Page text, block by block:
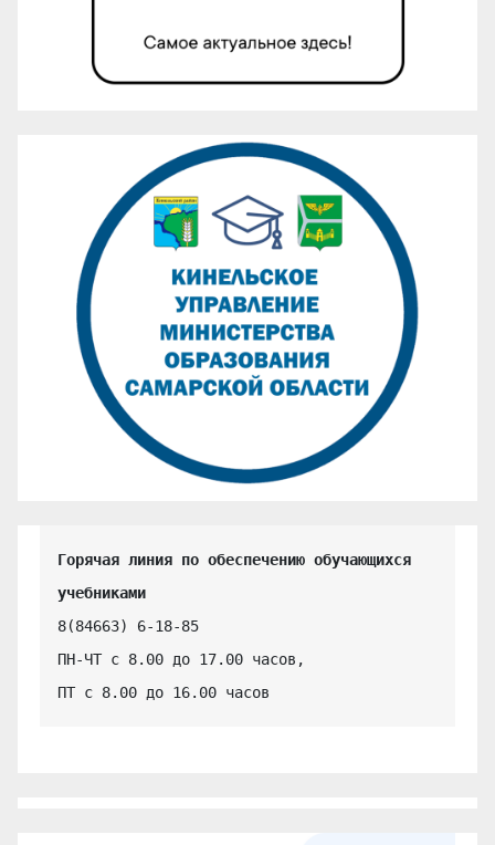
Горячая линия по обеспечению обучающихся
учебниками
8(84663) 6-18-85
ПН-ЧТ с 8.00 до 17.00 часов,
ПТ с 8.00 до 16.00 часов